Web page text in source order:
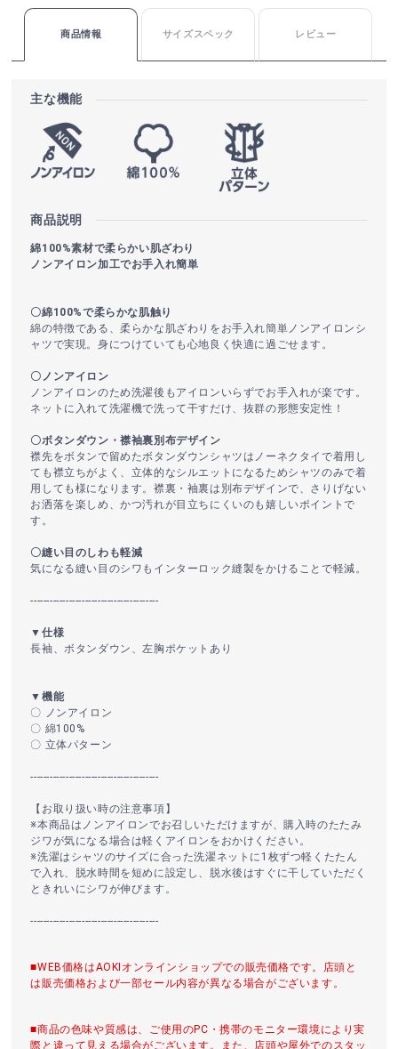
商品情報 サイズスペック レビュー
主な機能
商品説明
綿100%素材で柔らかい肌ざわり
ノンアイロン加工でお手入れ簡単
〇綿100%で柔らかな肌触り
綿の特徴である、柔らかな肌ざわりをお手入れ簡単ノンアイロンシ
ャツで実現。身につけていても心地良く快適に過ごせます。
〇ノンアイロン
ノンアイロンのため洗濯後もアイロンいらずでお手入れが楽です。
ネットに入れて洗濯機で洗って干すだけ、抜群の形態安定性！
〇ボタンダウン・襟袖裏別布デザイン
襟先をボタンで留めたボタンダウンシャツはノーネクタイで着用し
ても襟立ちがよく、立体的なシルエットになるためシャツのみで着
用しても様になります。襟裏・袖裏は別布デザインで、さりげない
お洒落を楽しめ、かつ汚れが目立ちにくいのも嬉しいポイントで
す。
〇縫い目のしわも軽減
気になる縫い目のシワもインターロック縫製をかけることで軽減。
----------------------------------------
▼仕様
長袖、ボタンダウン、左胸ポケットあり
▼機能
〇 ノンアイロン
〇 綿100%
〇 立体パターン
----------------------------------------
【お取り扱い時の注意事項】
※本商品はノンアイロンでお召しいただけますが、購入時のたたみ
ジワが気になる場合は軽くアイロンをおかけください。
※洗濯はシャツのサイズに合った洗濯ネットに1枚ずつ軽くたたん
で入れ、脱水時間を短めに設定し、脱水後はすぐに干していただく
ときれいにシワが伸びます。
----------------------------------------
■WEB価格はAOKIオンラインショップでの販売価格です。店頭と
は販売価格および一部セール内容が異なる場合がございます。
■商品の色味や質感は、ご使用のPC・携帯のモニター環境により実
際と違って見える場合がございます。また、店頭や屋外でのスタッ